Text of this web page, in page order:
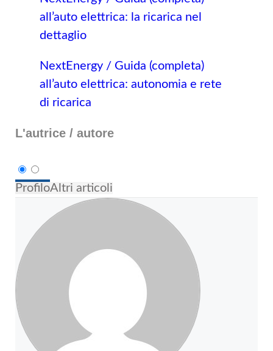
all’auto elettrica: la ricarica nel
dettaglio
NextEnergy / Guida (completa)
all’auto elettrica: autonomia e rete
di ricarica
L'autrice / autore
ProfiloAltri articoli